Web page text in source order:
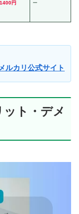
円 ー
メルカリ公式サイト
ト・デメ